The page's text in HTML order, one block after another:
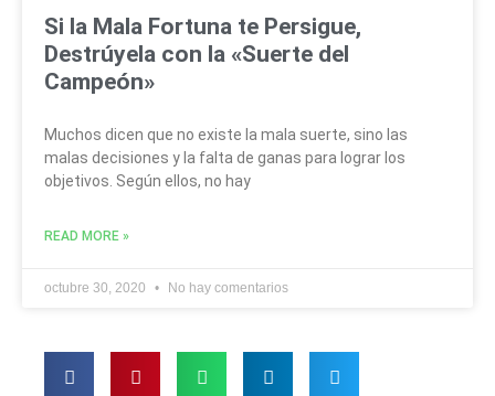
Si la Mala Fortuna te Persigue,
Destrúyela con la «Suerte del
Campeón»
Muchos dicen que no existe la mala suerte, sino las
malas decisiones y la falta de ganas para lograr los
objetivos. Según ellos, no hay
READ MORE »
octubre 30, 2020 No hay comentarios